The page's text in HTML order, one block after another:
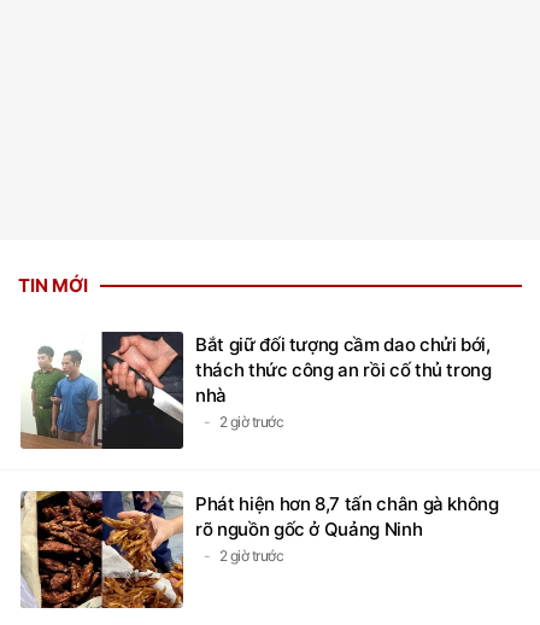
TIN MỚI
Bắt giữ đối tượng cầm dao chửi bới,
thách thức công an rồi cố thủ trong
nhà
2 giờ trước
Phát hiện hơn 8,7 tấn chân gà không
rõ nguồn gốc ở Quảng Ninh
2 giờ trước